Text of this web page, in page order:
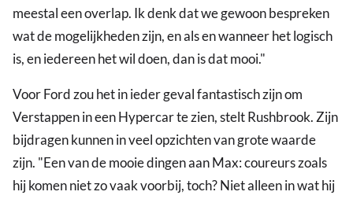
meestal een overlap. Ik denk dat we gewoon bespreken
wat de mogelijkheden zijn, en als en wanneer het logisch
is, en iedereen het wil doen, dan is dat mooi."
Voor Ford zou het in ieder geval fantastisch zijn om
Verstappen in een Hypercar te zien, stelt Rushbrook. Zijn
bijdragen kunnen in veel opzichten van grote waarde
zijn. "Een van de mooie dingen aan Max: coureurs zoals
hij komen niet zo vaak voorbij, toch? Niet alleen in wat hij